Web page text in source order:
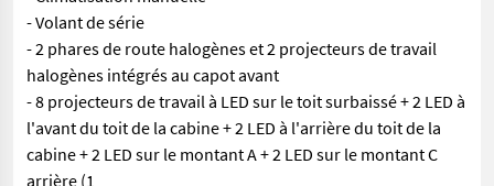
- Volant de série
- 2 phares de route halogènes et 2 projecteurs de travail
halogènes intégrés au capot avant
- 8 projecteurs de travail à LED sur le toit surbaissé + 2 LED à
l'avant du toit de la cabine + 2 LED à l'arrière du toit de la
cabine + 2 LED sur le montant A + 2 LED sur le montant C
arrière (1